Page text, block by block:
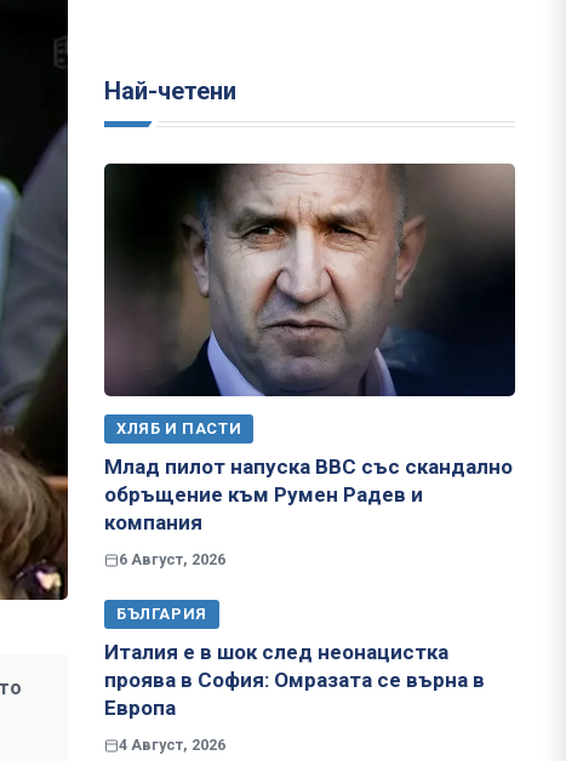
Най-четени
ХЛЯБ И ПАСТИ
Млад пилот напуска ВВС със скандално
обръщение към Румен Радев и
компания
6 Август, 2026
БЪЛГАРИЯ
Италия е в шок след неонацистка
проява в София: Омразата се върна в
Европа
4 Август, 2026